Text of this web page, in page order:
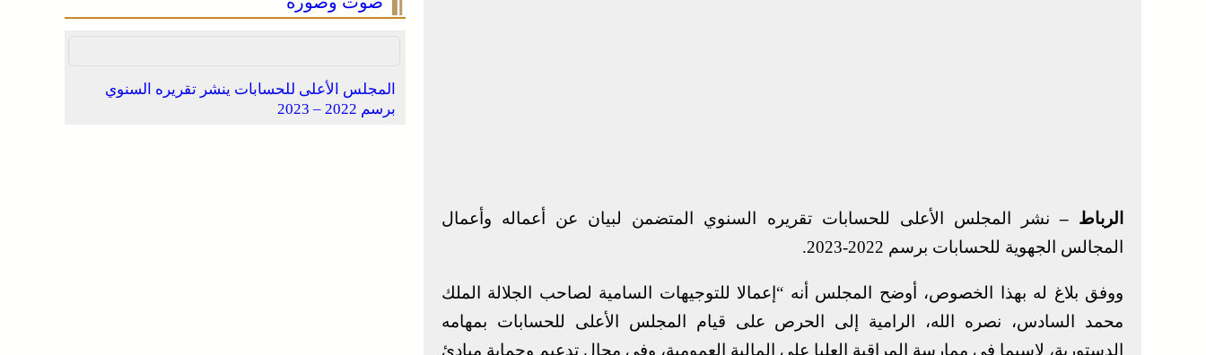
الرباط –نشر المجلس الأعلى للحسابات تقريره السنوي المتضمن لبيان عن أعماله وأعمال
المجالس الجهوية للحسابات برسم 2022-2023.
ووفق بلاغ له بهذا الخصوص، أوضح المجلس أنه “إعمالا للتوجيهات السامية لصاحب الجلالة الملك
محمد السادس، نصره الله، الرامية إلى الحرص على قيام المجلس الأعلى للحسابات بمهامه
الدستورية، لاسيما في ممارسة المراقبة العليا على المالية العمومية، وفي مجال تدعيم وحماية مبادئ
المجلس الأعلى للحسابات ينشر تقريره السنوي
برسم 2022 – 2023